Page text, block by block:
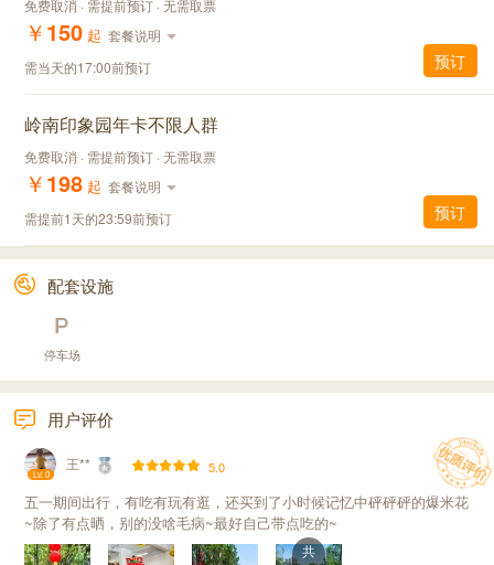
免费取消 · 需提前预订 · 无需取票
￥150 起 套餐说明
需当天的17:00前预订
预订
岭南印象园年卡不限人群
免费取消 · 需提前预订 · 无需取票
￥198 起 套餐说明
需提前1天的23:59前预订
预订
配套设施
停车场
用户评价
Lv. 0
王** 5.0
五一期间出行，有吃有玩有逛，还买到了小时候记忆中砰砰砰的爆米花
~除了有点晒，别的没啥毛病~最好自己带点吃的~
共